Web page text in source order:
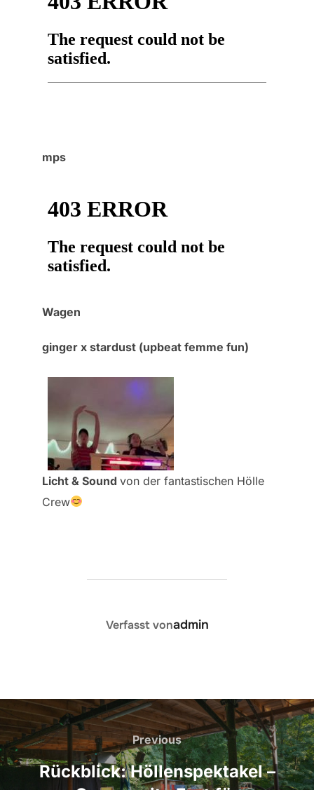
mps
Wagen
ginger x stardust (upbeat femme fun)
Licht & Sound von der fantastischen Hölle
Crew
BEITRAGSAUTOR
Verfasst vonadmin
Beitragsnavigation
Previous
Previous
Rückblick: Höllenspektakel –